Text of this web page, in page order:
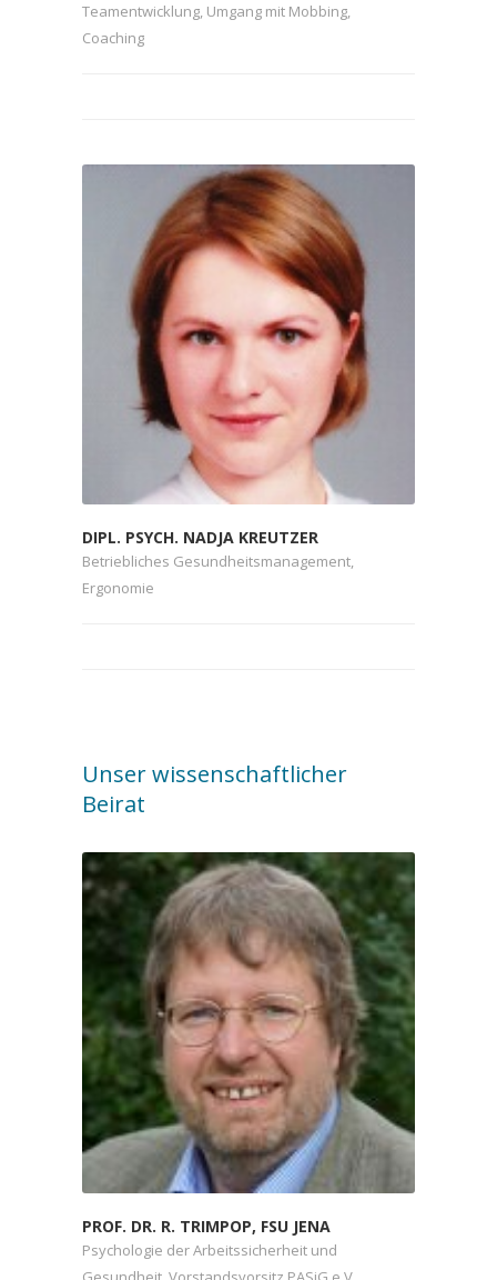
Teamentwicklung, Umgang mit Mobbing,
Coaching
DIPL. PSYCH. NADJA KREUTZER
Betriebliches Gesundheitsmanagement,
Ergonomie
Unser wissenschaftlicher
Beirat
PROF. DR. R. TRIMPOP, FSU JENA
Psychologie der Arbeitssicherheit und